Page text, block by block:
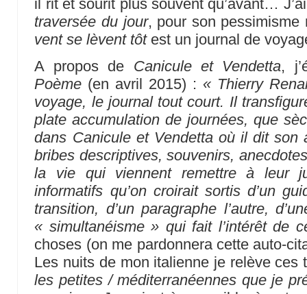
il rit et sourit plus souvent qu’avant…
traversée du jour, pour son
vent se lèvent tôtest un journal de
A propos de Canicule et Vendetta,
Poème (en avril 2015) : « Thierry
voyage, le journal tout court. Il
plate accumulation de journées, que
dans Canicule et Vendetta où il dit son
bribes descriptives, souvenirs,
la vie qui viennent remettre à leur
informatifs qu’on croirait sortis d’un
transition, d’un paragraphe l’autre,
« simultanéisme » qui fait l’intérêt de
choses (on me pardonnera cette auto-
Les nuits de mon italienne je relève ces
les petites / méditerranéennes que je